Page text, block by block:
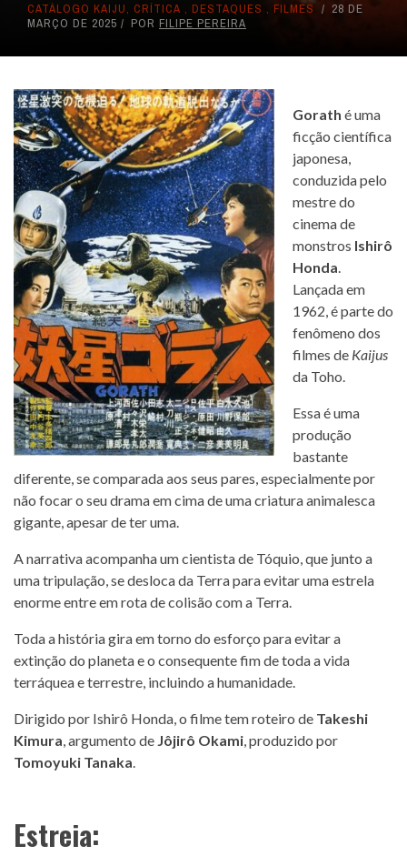
CATÁLOGO KAIJU, CRÍTICA , DESTAQUES , FILMES
28 DE
MARÇO DE 2025
POR FILIPE PEREIRA
Gorath é uma
ficção científica
japonesa,
conduzida pelo
mestre do
cinema de
monstros Ishirô
Honda.
Lançada em
1962, é parte do
fenômeno dos
filmes de Kaijus
da Toho.
Essa é uma
produção
bastante
diferente, se comparada aos seus pares, especialmente por
não focar o seu drama em cima de uma criatura animalesca
gigante, apesar de ter uma.
A narrativa acompanha um cientista de Tóquio, que junto a
uma tripulação, se desloca da Terra para evitar uma estrela
enorme entre em rota de colisão com a Terra.
Toda a história gira em torno do esforço para evitar a
extinção do planeta e o consequente fim de toda a vida
terráquea e terrestre, incluindo a humanidade.
Dirigido por Ishirô Honda, o filme tem roteiro de Takeshi
Kimura, argumento de Jôjirô Okami, produzido por
Tomoyuki Tanaka.
Estreia: